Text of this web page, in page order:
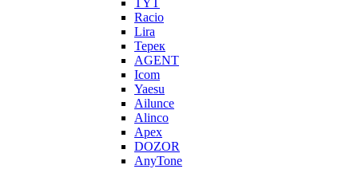
TYT
Racio
Lira
Терек
AGENT
Icom
Yaesu
Ailunce
Alinco
Apex
DOZOR
AnyTone